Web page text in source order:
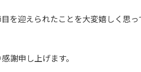
を迎えられたことを大変嬉しく思っ
謝申し上げます。